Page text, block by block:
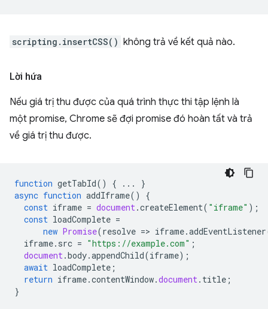
scripting.insertCSS() không trả về kết quả nào.
Lời hứa
Nếu giá trị thu được của quá trình thực thi tập lệnh là
một promise, Chrome sẽ đợi promise đó hoàn tất và trả
về giá trị thu được.
function getTabId() { ...
}
async function addIframe()
{
const iframe = document.createElement( "iframe" );
const loadComplete =
new Promise(resolve => iframe.addEventListener
iframe. src = "https://example.com" ;
document.body.appendChild(iframe);
await loadComplete ;
return iframe.contentWindow.document. title ;
}